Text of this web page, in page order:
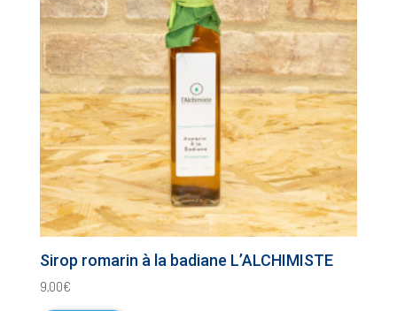
Sirop romarin à la badiane L’ALCHIMISTE
9,00€